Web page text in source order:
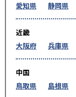
愛知県
静岡県
近畿
大阪府
兵庫県
中国
鳥取県
島根県